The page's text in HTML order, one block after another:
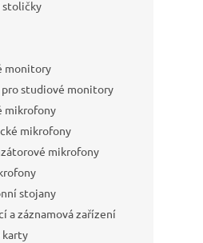
stoličky
monitory
pro studiové monitory
mikrofony
mikrofony
mikrofony
stojany
a záznamová zařízení
karty